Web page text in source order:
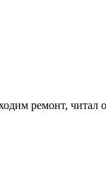
ремонт, читал